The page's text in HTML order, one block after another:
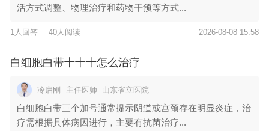
活方式调整、物理治疗和药物干预等方式...
1人回答 40人阅读 2026-08-08 15:58
白细胞白带十十十怎么治疗
冷启刚 主任医师 山东省立医院
白细胞白带三个加号通常提示阴道或宫颈存在明显炎症，治
疗需根据具体病因进行，主要有抗菌治疗...